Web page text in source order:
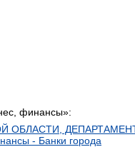
финансы»:
ОБЛАСТИ,
- Банки города